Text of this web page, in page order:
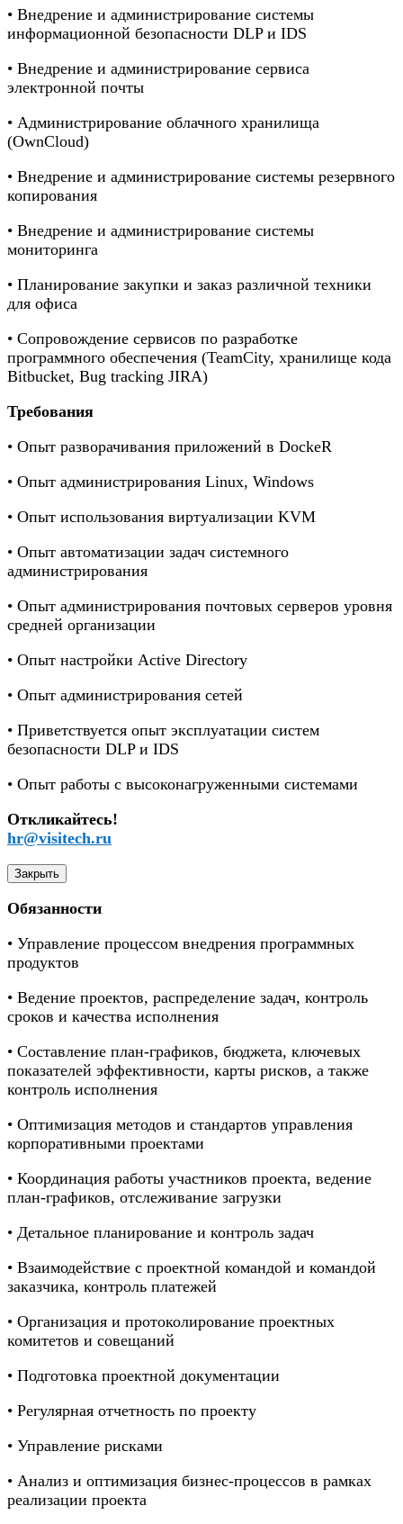
• Внедрение и администрирование системы
информационной безопасности DLP и IDS
• Внедрение и администрирование сервиса
электронной почты
• Администрирование облачного хранилища
(OwnCloud)
• Внедрение и администрирование системы резервного
копирования
• Внедрение и администрирование системы
мониторинга
• Планирование закупки и заказ различной техники
для офиса
• Сопровождение сервисов по разработке
программного обеспечения (TeamCity, хранилище кода
Bitbucket, Bug tracking JIRA)
Требования
• Опыт разворачивания приложений в DockeR
• Опыт администрирования Linux, Windows
• Опыт использования виртуализации KVM
• Опыт автоматизации задач системного
администрирования
• Опыт администрирования почтовых серверов уровня
средней организации
• Опыт настройки Active Directory
• Опыт администрирования сетей
• Приветствуется опыт эксплуатации систем
безопасности DLP и IDS
• Опыт работы с высоконагруженными системами
Откликайтесь!
hr@visitech.ru
Закрыть
Обязанности
• Управление процессом внедрения программных
продуктов
• Ведение проектов, распределение задач, контроль
сроков и качества исполнения
• Составление план-графиков, бюджета, ключевых
показателей эффективности, карты рисков, а также
контроль исполнения
• Оптимизация методов и стандартов управления
корпоративными проектами
• Координация работы участников проекта, ведение
план-графиков, отслеживание загрузки
• Детальное планирование и контроль задач
• Взаимодействие с проектной командой и командой
заказчика, контроль платежей
• Организация и протоколирование проектных
комитетов и совещаний
• Подготовка проектной документации
• Регулярная отчетность по проекту
• Управление рисками
• Анализ и оптимизация бизнес-процессов в рамках
реализации проекта